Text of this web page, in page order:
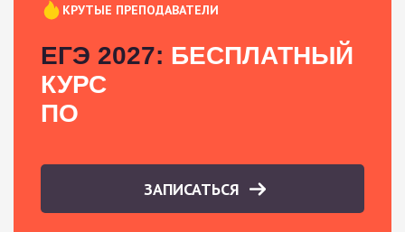
КРУТЫЕ ПРЕПОДАВАТЕЛИ
ЕГЭ 2027: БЕСПЛАТНЫЙ
КУРС
ПО
ЗАПИСАТЬСЯ